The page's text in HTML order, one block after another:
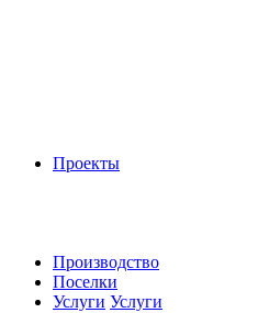
Проекты
Производство
Поселки
Услуги Услуги